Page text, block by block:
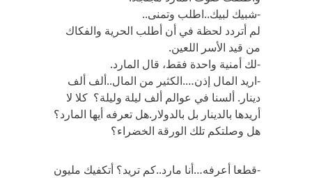
-شبيك لبيك..اطلب وتمنى..
لم أتردد لحظة في أن أطلب الحرية والفكاك
من قيد الأسر اللعين.
-لك أمنية واحدة فقط، قال المارد.
-اريد المال إذن….الكثير من المال..ألف ألف
دينار. ألسنا في عوالم ألف ليلة وليلة؟ كلا لا
أريدها بالدينار بل بالدولار.هل تعرفه أيها المارد؟
هل وصلتكم تلك الورقة الخضراء؟
-قطعا أعرفه…أنا مارد..كم تريد؟ أتكفيك مليون